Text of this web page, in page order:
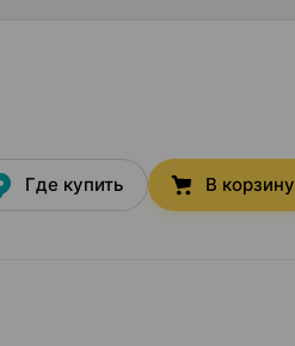
Где купить В корзину